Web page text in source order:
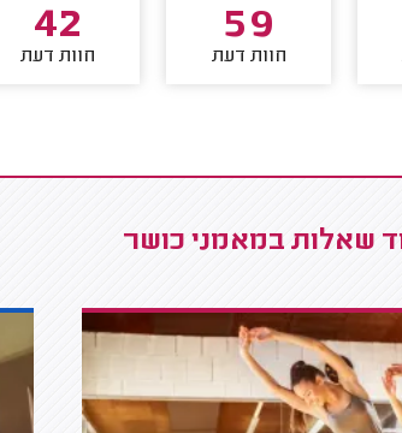
59
חוות דעת
42
חוות דעת
שאלות במאמני כושר